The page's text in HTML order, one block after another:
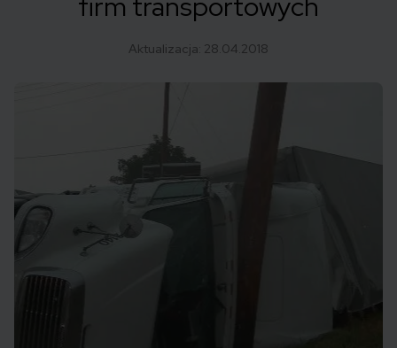
Aktualizacja: 28.04.2018